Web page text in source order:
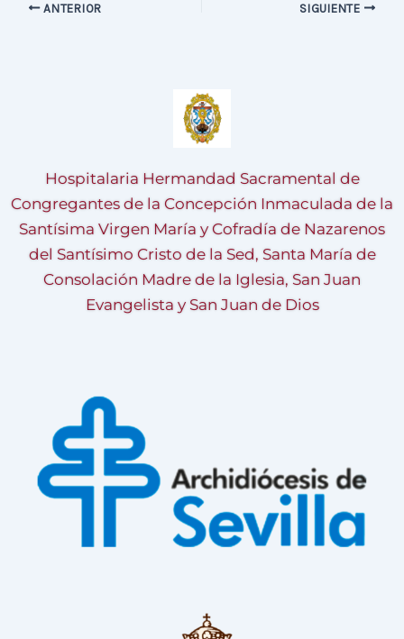
ANTERIOR SIGUIENTE
Hospitalaria Hermandad Sacramental de
Congregantes de la Concepción Inmaculada de la
Santísima Virgen María y Cofradía de Nazarenos
del Santísimo Cristo de la Sed, Santa María de
Consolación Madre de la Iglesia, San Juan
Evangelista y San Juan de Dios